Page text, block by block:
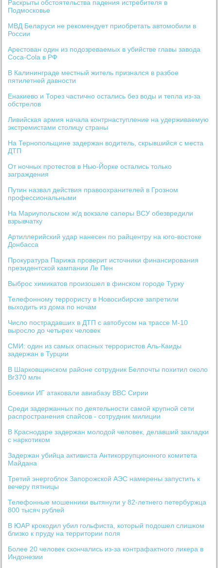
Раскрыты обстоятельства падения истребителя в
Подмосковье
МВД Беларуси не рекомендует приобретать автомобили в
России
Арестован один из подозреваемых в убийстве главы завода
Coca-Cola в РФ
В Калининграде местный житель признался в разбое
пятилетней давности
Енакиево и Торез частично остались без воды и тепла из-за
обстрелов
Ливийская армия начала контрнаступление на удерживаемую
экстремистами столицу страны
На Тернопольщине задержан водитель, скрывшийся с места
ДТП
От ночных протестов в Нью-Йорке остались только
заграждения
Путин назвал действия правоохранителей в Грозном
профессиональными
На Мариупольском ж/д вокзале саперы ВСУ обезвредили
взрывчатку
Артиллерийский удар нанесен по райцентру на юго-востоке
Донбасса
Прокуратура Парижа проверит источники финансирования
президентской кампании Ле Пен
Выброс химикатов произошел в финском городе Турку
Телефонному террористу в Новосибирске запретили
выходить из дома по ночам
Число пострадавших в ДТП с автобусом на трассе М-10
выросло до четырех человек
СМИ: один из самых опасных террористов Аль-Каиды
задержан в Турции
В Шарковщинском районе сотрудник Белпочты похитил около
Br370 млн
Боевики ИГ атаковали авиабазу ВВС Сирии
Среди задержанных по деятельности самой крупной сети
распространения спайсов - сотрудник милиции
В Краснодаре задержан молодой человек, делавший закладки
с наркотиком
Задержан убийца активиста Антикоррупционного комитета
Майдана
Третий энергоблок Запорожской АЭС намерены запустить к
вечеру пятницы
Телефонные мошенники вытянули у 82-летнего петербуржца
800 тысяч рублей
В ЮАР крокодил убил гольфиста, который подошел слишком
близко к пруду на территории поля
Более 20 человек скончались из-за контрафактного ликера в
Индонезии